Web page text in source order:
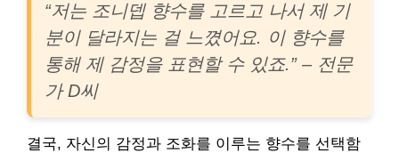
“저는 조니뎁 향수를 고르고 나서 제 기
분이 달라지는 걸 느꼈어요. 이 향수를
통해 제 감정을 표현할 수 있죠.” – 전문
가 D씨
결국, 자신의 감정과 조화를 이루는 향수를 선택함